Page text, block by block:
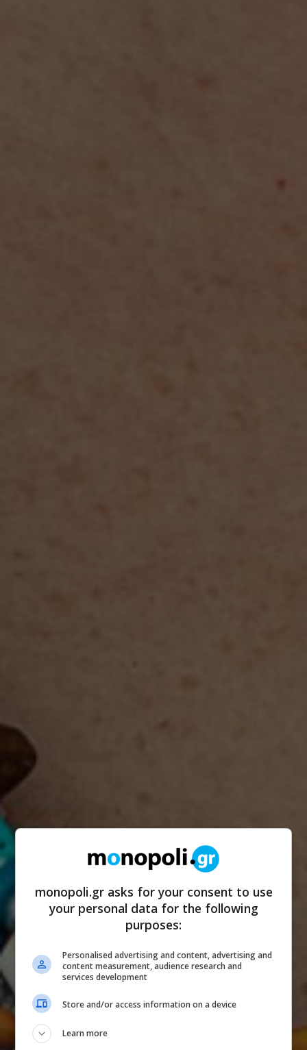
monopoli.gr asks for your consent to use
your personal data for the following
purposes:
Personalised advertising and content, advertising and
content measurement, audience research and
services development
Store and/or access information on a device
Learn more